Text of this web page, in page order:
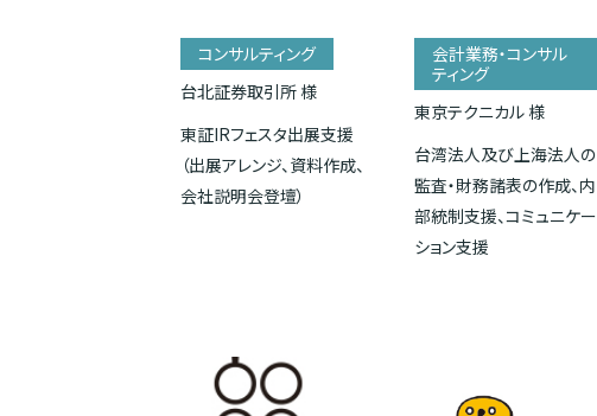
コンサルティング
台北証券取引所 様
東証IRフェスタ出展支援
（出展アレンジ、資料作成、
会社説明会登壇）
会計業務・コンサル
ティング
東京テクニカル 様
台湾法人及び上海法人の
監査・財務諸表の作成、内
部統制支援、コミュニケー
ション支援